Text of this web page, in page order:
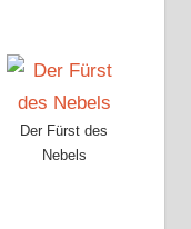
Der Fürst des
Nebels